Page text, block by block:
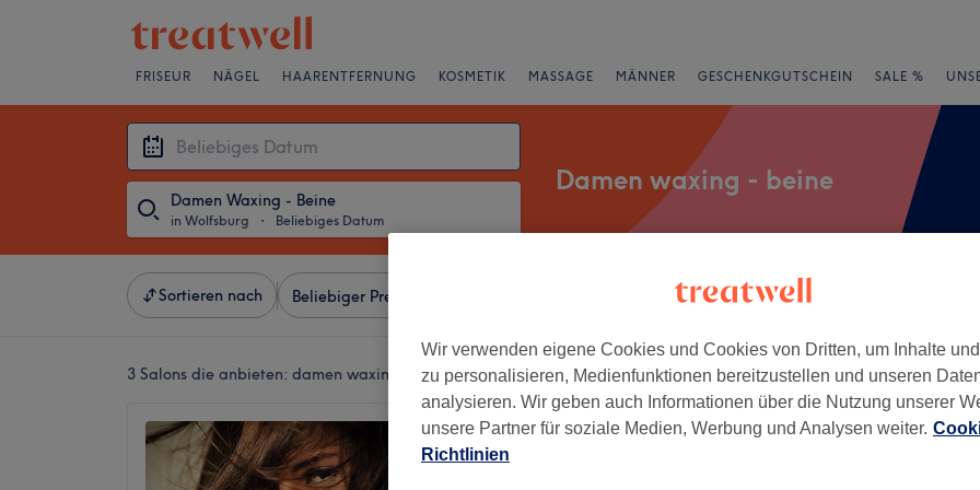
FRISEUR NÄGEL HAARENTFERNUNG KOSMETIK MASSAGE MÄNNER GESCHENKGUTSCHEIN SALE %
Damen Waxing - Beine
in Wolfsburg ・ Beliebiges Datum
Damen waxing - beine
Sortieren nach Beliebiger Preis Salons Expressangebote
3 Salons die anbieten: damen waxing - beine in Wolfsburg
Secret Chic Beauty Hub
4,9
+
Wir verwenden eigene Cookies und Cookies von Dritten, um Inhalte
zu personalisieren, Medienfunktionen bereitzustellen und unseren
analysieren. Wir geben auch Informationen über die Nutzung unserer
unsere Partner für soziale Medien, Werbung und Analysen weiter.
Richtlinien